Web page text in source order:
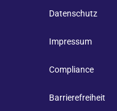
Datenschutz
Impressum
Compliance
Barrierefreiheit